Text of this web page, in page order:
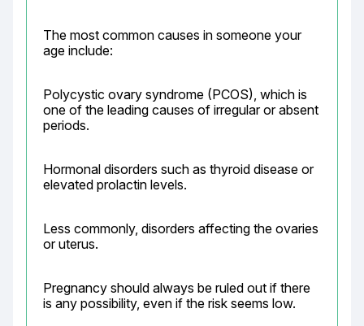
The most common causes in someone your
age include:
Polycystic ovary syndrome (PCOS), which is
one of the leading causes of irregular or absent
periods.
Hormonal disorders such as thyroid disease or
elevated prolactin levels.
Less commonly, disorders affecting the ovaries
or uterus.
Pregnancy should always be ruled out if there
is any possibility, even if the risk seems low.